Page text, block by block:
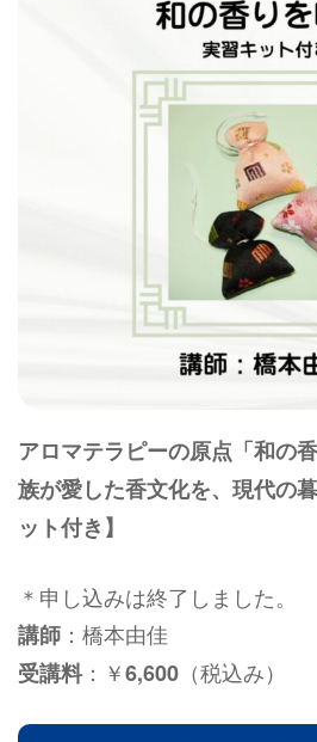
アロマテラピーの原点「和の
族が愛した香文化を、現代の
ット付き】
＊申し込みは終了しました。
講師 ：橋本由佳
受講料：￥6,600 （税込み）